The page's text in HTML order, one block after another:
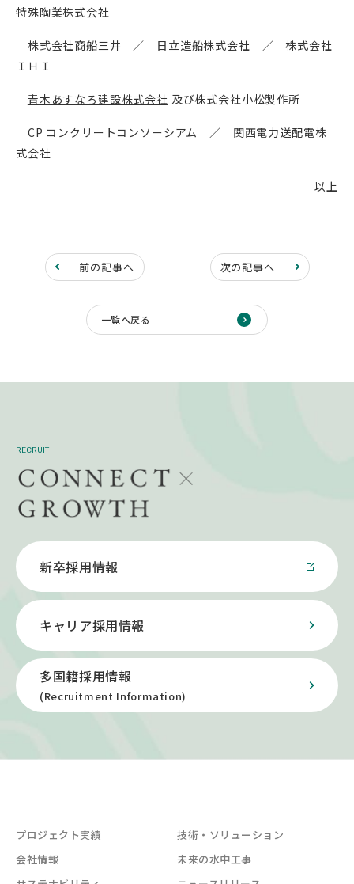
特殊陶業株式会社
株式会社商船三井 ／ 日立造船株式会社 ／ 株式会社
ＩＨＩ
青木あすなろ建設株式会社 及び株式会社小松製作所
CP コンクリートコンソーシアム ／ 関西電力送配電株
式会社
以上
前の記事へ 次の記事へ
一覧へ戻る
RECRUIT
新卒採用情報
キャリア採用情報
多国籍採用情報
(Recruitment Information)
プロジェクト実績
技術・ソリューション
会社情報
未来の水中工事